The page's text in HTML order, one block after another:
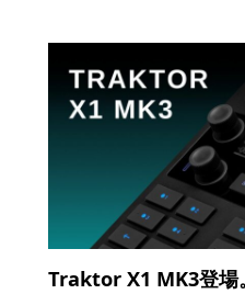
Traktor X1 MK3登